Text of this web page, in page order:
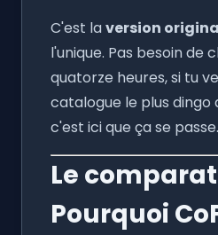
C'est laversion
l'unique. Pas besoin de
quatorze heures, si tu
catalogue le plus dingo
c'est ici que ça se passe.
Le
Pourquoi